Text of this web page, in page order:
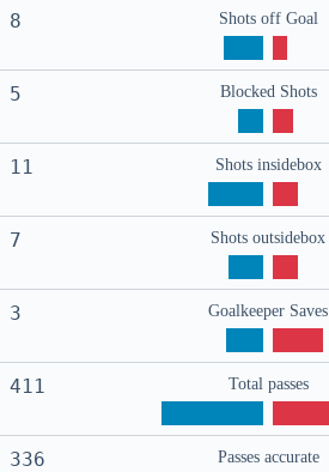
8 Shots off Goal
5 Blocked Shots
11 Shots insidebox
7 Shots outsidebox
3 Goalkeeper Saves
411 Total passes
336 Passes accurate